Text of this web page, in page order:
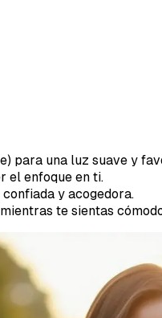
para una luz suave y
el enfoque en ti.
y acogedora.
te sientas